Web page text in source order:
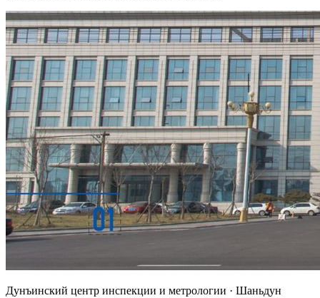
Дунъинский центр инспекции и метрологии · Шаньдун